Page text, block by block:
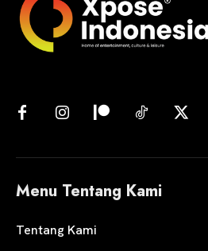
Menu Tentang Kami
Tentang Kami